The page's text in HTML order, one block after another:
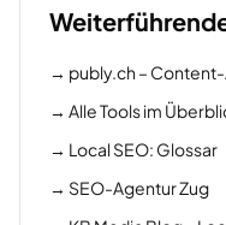
→ publy.ch –
→ Alle Tools im
→ Local SEO: Glossar
→ SEO-Agentur Zug